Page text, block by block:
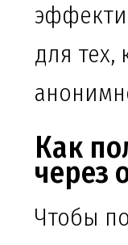
для тех,
Как
через
Чтобы